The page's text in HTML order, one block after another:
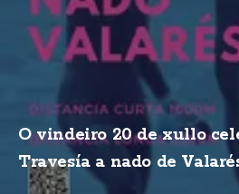
O vindeiro 20 de xullo
Travesía a nado de